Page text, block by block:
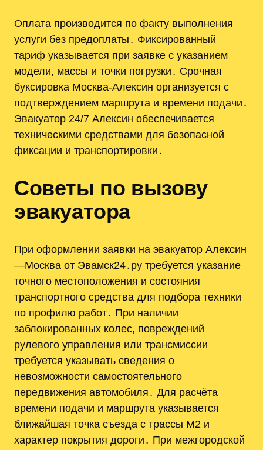
Оплата производится по факту выполнения
услуги без предоплаты․ Фиксированный
тариф указывается при заявке с указанием
модели, массы и точки погрузки․ Срочная
буксировка Москва-Алексин организуется с
подтверждением маршрута и времени подачи․
Эвакуатор 24/7 Алексин обеспечивается
техническими средствами для безопасной
фиксации и транспортировки․
Советы по вызову
эвакуатора
При оформлении заявки на эвакуатор Алексин
—Москва от Эвамск24․ру требуется указание
точного местоположения и состояния
транспортного средства для подбора техники
по профилю работ․ При наличии
заблокированных колес, повреждений
рулевого управления или трансмиссии
требуется указывать сведения о
невозможности самостоятельного
передвижения автомобиля․ Для расчёта
времени подачи и маршрута указывается
ближайшая точка съезда с трассы М2 и
характер покрытия дороги․ При межгородской